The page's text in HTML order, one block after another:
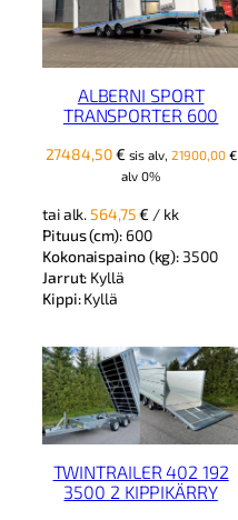
ALBERNI SPORT
TRANSPORTER 600
27484,50€ sis alv, 21900,00 €
alv 0%
tai alk. 564,75€ / kk
Pituus (cm): 600
Kokonaispaino (kg): 3500
Jarrut: Kyllä
Kippi:Kyllä
TWINTRAILER 402 192
3500 2 KIPPIKÄRRY